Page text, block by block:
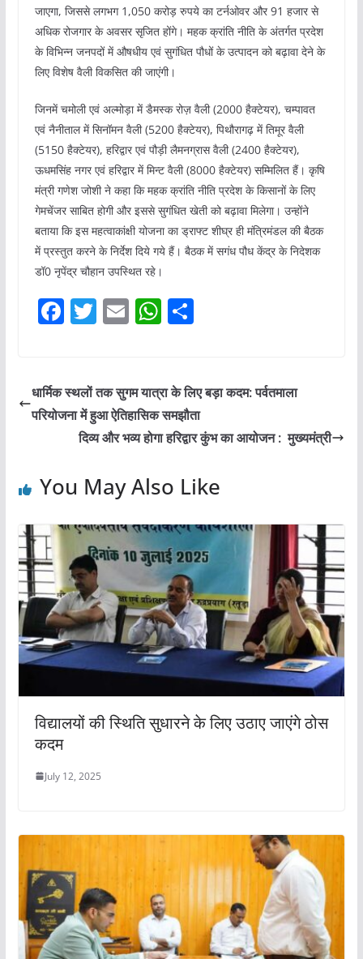
जाएगा, जिससे लगभग 1,050 करोड़ रुपये का टर्नओवर और 91 हजार से
अधिक रोजगार के अवसर सृजित होंगे। महक क्रांति नीति के अंतर्गत प्रदेश
के विभिन्न जनपदों में औषधीय एवं सुगंधित पौधों के उत्पादन को बढ़ावा देने के
लिए विशेष वैली विकसित की जाएंगी।
जिनमें चमोली एवं अल्मोड़ा में डैमस्क रोज़ वैली (2000 हैक्टेयर), चम्पावत
एवं नैनीताल में सिनॉमन वैली (5200 हैक्टेयर), पिथौरागढ़ में तिमूर वैली
(5150 हैक्टेयर), हरिद्वार एवं पौड़ी लैमनग्रास वैली (2400 हैक्टेयर),
ऊधमसिंह नगर एवं हरिद्वार में मिन्ट वैली (8000 हैक्टेयर) सम्मिलित हैं। कृषि
मंत्री गणेश जोशी ने कहा कि महक क्रांति नीति प्रदेश के किसानों के लिए
गेमचेंजर साबित होगी और इससे सुगंधित खेती को बढ़ावा मिलेगा। उन्होंने
बताया कि इस महत्वाकांक्षी योजना का ड्राफ्ट शीघ्र ही मंत्रिमंडल की बैठक
में प्रस्तुत करने के निर्देश दिये गये हैं। बैठक में सगंध पौध केंद्र के निदेशक
डॉ0 नृपेंद्र चौहान उपस्थित रहे।
F
e
b
o
k
T
er
E
l
W
s
A
p
S
e
धार्मिक स्थलों तक सुगम यात्रा के लिए बड़ा कदम: पर्वतमाला
परियोजना में हुआ ऐतिहासिक समझौता
दिव्य और भव्य होगा हरिद्वार कुंभ का आयोजन : मुख्यमंत्री
You May Also Like
विद्यालयों की स्थिति सुधारने के लिए उठाए जाएंगे ठोस
कदम
July 12, 2025